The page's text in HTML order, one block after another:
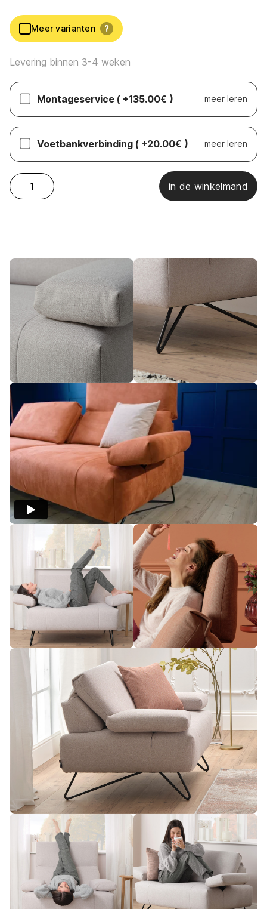
Meer varianten ?
Levering binnen 3-4 weken
Montageservice ( +135.00€ ) meer leren
Voetbankverbinding ( +20.00€ ) meer leren
Sensoo - Cosy2 1-zit met poef quantity
in de winkelmand